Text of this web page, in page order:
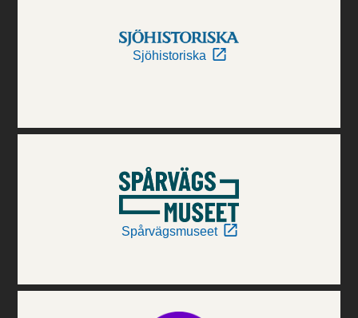
Sjöhistoriska
Spårvägsmuseet